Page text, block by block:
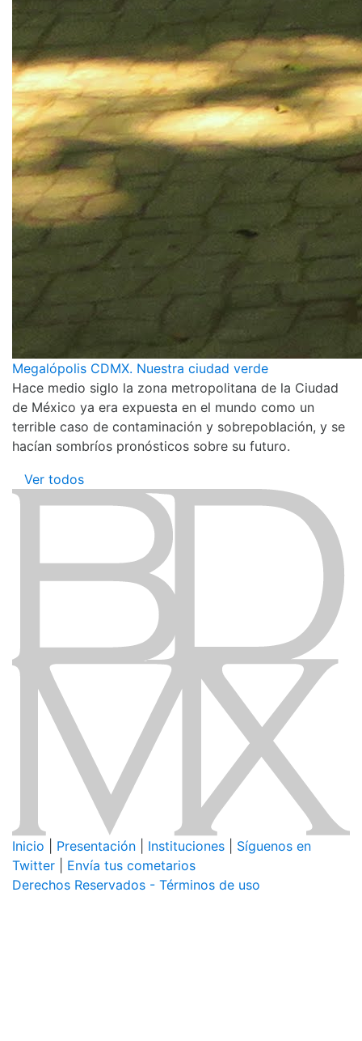
Megalópolis CDMX. Nuestra ciudad verde
Hace medio siglo la zona metropolitana de la Ciudad
de México ya era expuesta en el mundo como un
terrible caso de contaminación y sobrepoblación, y se
hacían sombríos pronósticos sobre su futuro.
Ver todos
Inicio Presentación Instituciones
Síguenos en
Twitter
Envía tus cometarios
Derechos Reservados - Términos de uso